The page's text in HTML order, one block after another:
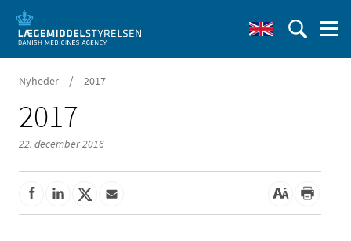
Nyheder / 2017
2017
22. december 2016